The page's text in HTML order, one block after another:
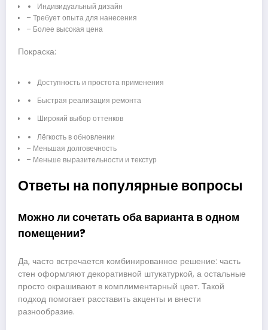
Индивидуальный дизайн
– Требует опыта для нанесения
– Более высокая цена
Покраска:
Доступность и простота применения
Быстрая реализация ремонта
Широкий выбор оттенков
Лёгкость в обновлении
– Меньшая долговечность
– Меньше выразительности и текстур
Ответы на популярные вопросы
Можно ли сочетать оба варианта в одном
помещении?
Да, часто встречается комбинированное решение: часть
стен оформляют декоративной штукатуркой, а остальные
просто окрашивают в комплиментарный цвет. Такой
подход помогает расставить акценты и внести
разнообразие.